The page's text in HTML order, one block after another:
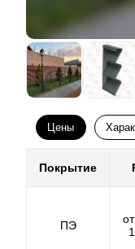
некоторые
позволяют
производстве
однозначно
снижается
и особенностях
Цены
Покрытие
ПЭ